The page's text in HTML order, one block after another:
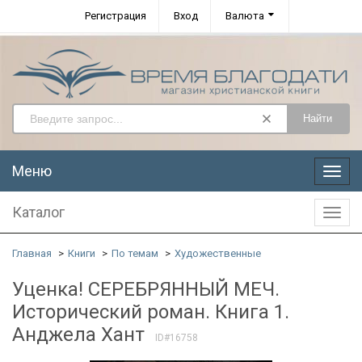
Регистрация Вход Валюта
Найти
Меню
Меню
Каталог
Главная Книги По темам Художественные
Уценка! СЕРЕБРЯННЫЙ МЕЧ.
Исторический роман. Книга 1.
Анджела Хант
ID#16758